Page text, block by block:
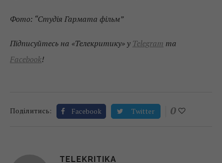
Фото: “Студія Гармата фільм”
Підписуйтесь на «Телекритику» у Telegram та
Facebook!
Поділитись: Facebook Twitter 0
TELEKRITIKA